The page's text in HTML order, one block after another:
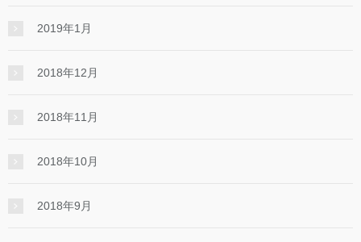
2019年1月
2018年12月
2018年11月
2018年10月
2018年9月